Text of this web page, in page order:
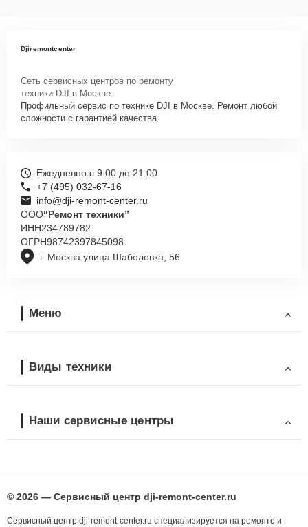
Djiremontcenter
Сеть сервисных центров по ремонту
техники DJI в Москве.
Профильный сервис по технике DJI в Москве. Ремонт любой
сложности с гарантией качества.
г. Москва улица Шаболовка, 56
Ежедневно с 9:00 до 21:00
+7 (495) 032-67-16
info@dji-remont-center.ru
ООО“Ремонт техники”
ИНН234789782
ОГРН98742397845098
Меню
Виды техники
Наши сервисные центры
© 2026 — Сервисный центр dji-remont-center.ru
Сервисный центр dji-remont-center.ru специализируется на ремонте и